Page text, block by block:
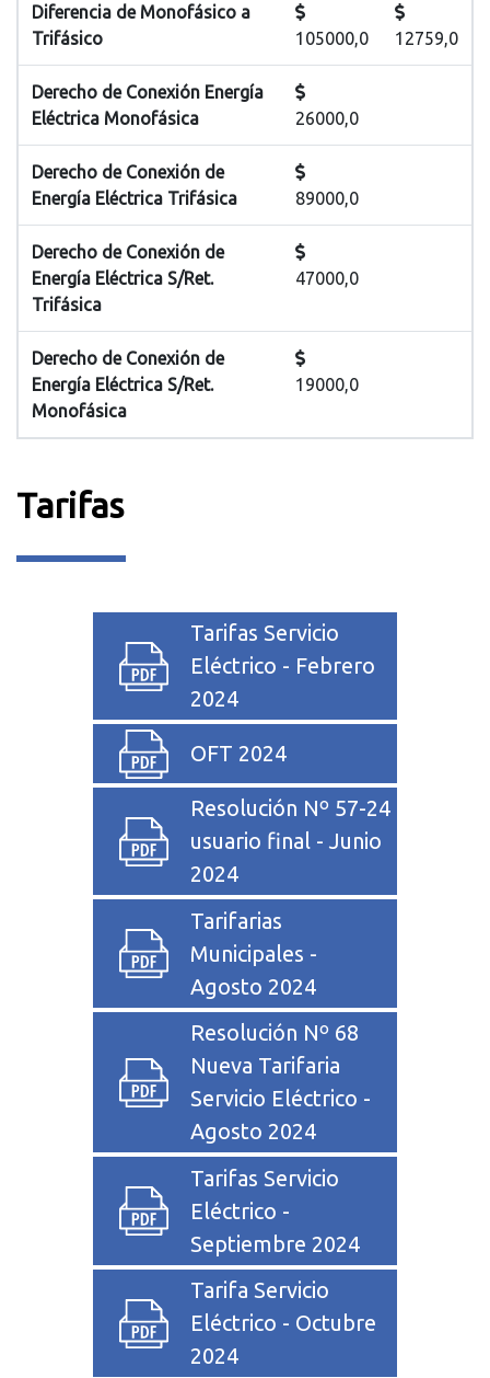
Diferencia de Monofásico a
Trifásico
105000,0 12759,0
Derecho de Conexión Energía
Eléctrica Monofásica
26000,0
Derecho de Conexión de
Energía Eléctrica Trifásica
89000,0
Derecho de Conexión de
Energía Eléctrica S/Ret.
Trifásica
47000,0
Derecho de Conexión de
Energía Eléctrica S/Ret.
Monofásica
19000,0
Tarifas
Tarifas Servicio
Eléctrico - Febrero
2024
OFT 2024
Resolución Nº 57-24
usuario final - Junio
2024
Tarifarias
Municipales -
Agosto 2024
Resolución Nº 68
Nueva Tarifaria
Servicio Eléctrico -
Agosto 2024
Tarifas Servicio
Eléctrico -
Septiembre 2024
Tarifa Servicio
Eléctrico - Octubre
2024